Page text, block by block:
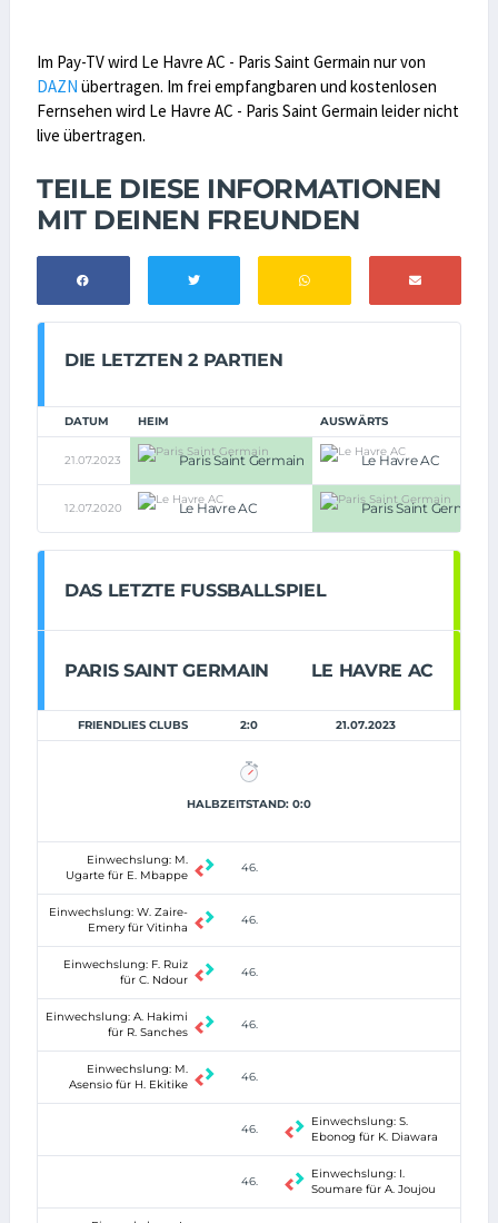
Im Pay-TV wird Le Havre AC - Paris Saint Germain nur von
DAZN übertragen. Im frei empfangbaren und kostenlosen
Fernsehen wird Le Havre AC - Paris Saint Germain leider nicht
live übertragen.
TEILE DIESE INFORMATIONEN
MIT DEINEN FREUNDEN
DIE LETZTEN 2 PARTIEN
DATUM HEIM AUSWÄRTS
21.07.2023 Paris Saint Germain Le Havre AC
12.07.2020 Le Havre AC Paris Saint Germain
DAS LETZTE FUSSBALLSPIEL
PARIS SAINT GERMAIN LE HAVRE AC
FRIENDLIES CLUBS 2:0 21.07.2023
HALBZEITSTAND: 0:0
Einwechslung: M.
Ugarte für E. Mbappe
46.
Einwechslung: W. Zaire-
Emery für Vitinha
46.
Einwechslung: F. Ruiz
für C. Ndour
46.
Einwechslung: A. Hakimi
für R. Sanches
46.
Einwechslung: M.
Asensio für H. Ekitike
46.
46.
Einwechslung: S.
Ebonog für K. Diawara
46.
Einwechslung: I.
Soumare für A. Joujou